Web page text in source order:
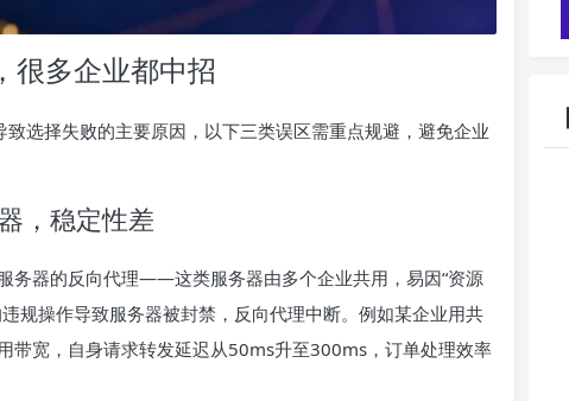
很多企业都中招
选择失败的主要原因，以下三类误区需重点规避，避免企业
，稳定性差
务器的反向代理——这类服务器由多个企业共用，易因“资源
规操作导致服务器被封禁，反向代理中断。例如某企业用共
带宽，自身请求转发延迟从50ms升至300ms，订单处理效率